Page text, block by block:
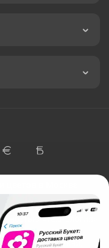
цветов в Москве
«Технология»
ул. Ипподромская,